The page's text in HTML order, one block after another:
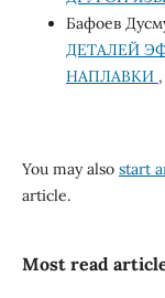
Бафоев
ДЕТАЛЕЙ
НАПЛАВКИ ,
You may also start
article.
Most read